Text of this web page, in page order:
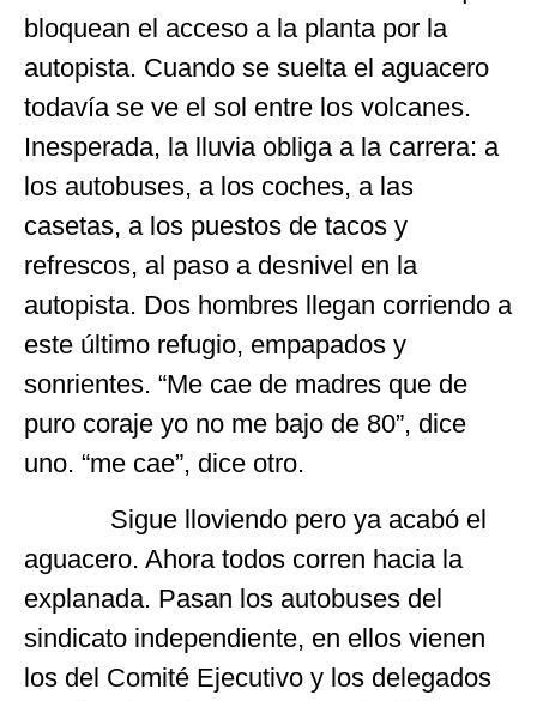
bloquean el acceso a la planta por la
autopista. Cuando se suelta el aguacero
todavía se ve el sol entre los volcanes.
Inesperada, la lluvia obliga a la carrera: a
los autobuses, a los coches, a las
casetas, a los puestos de tacos y
refrescos, al paso a desnivel en la
autopista. Dos hombres llegan corriendo a
este último refugio, empapados y
sonrientes. “Me cae de madres que de
puro coraje yo no me bajo de 80”, dice
uno. “me cae”, dice otro.
Sigue lloviendo pero ya acabó el
aguacero. Ahora todos corren hacia la
explanada. Pasan los autobuses del
sindicato independiente, en ellos vienen
los del Comité Ejecutivo y los delegados